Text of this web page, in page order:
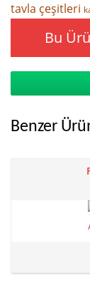
tavla çeşitleri
Bu
Benzer